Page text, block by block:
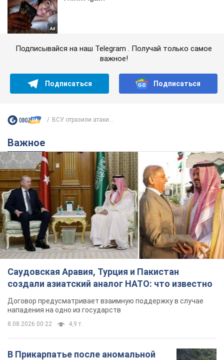
Подписывайся на наш Telegram . Получай только самое
важное!
Подписаться Подписаться
ВСУ отразили атаки...
Важное
Саудовская Аравия, Турция и Пакистан
создали азиатский аналог НАТО: что известно
Договор предусматривает взаимную поддержку в случае
нападения на одно из государств
8.08.2026 00:22 4,9 т.
В Прикарпатье после аномальной